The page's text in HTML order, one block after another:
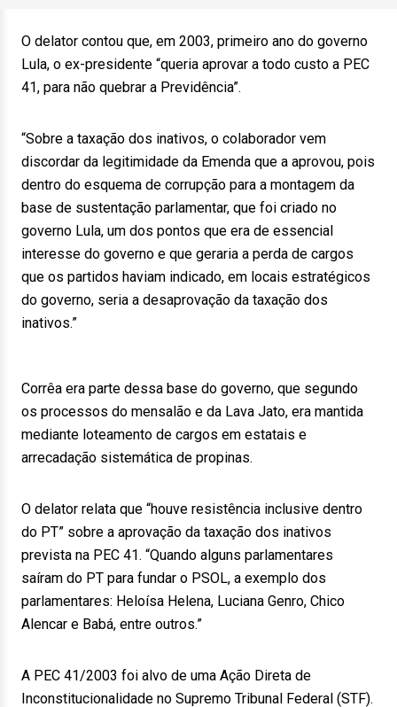
O delator contou que, em 2003, primeiro ano do governo
Lula, o ex-presidente “queria aprovar a todo custo a PEC
41, para não quebrar a Previdência”.
“Sobre a taxação dos inativos, o colaborador vem
discordar da legitimidade da Emenda que a aprovou, pois
dentro do esquema de corrupção para a montagem da
base de sustentação parlamentar, que foi criado no
governo Lula, um dos pontos que era de essencial
interesse do governo e que geraria a perda de cargos
que os partidos haviam indicado, em locais estratégicos
do governo, seria a desaprovação da taxação dos
inativos.”
Corrêa era parte dessa base do governo, que segundo
os processos do mensalão e da Lava Jato, era mantida
mediante loteamento de cargos em estatais e
arrecadação sistemática de propinas.
O delator relata que “houve resistência inclusive dentro
do PT” sobre a aprovação da taxação dos inativos
prevista na PEC 41. “Quando alguns parlamentares
saíram do PT para fundar o PSOL, a exemplo dos
parlamentares: Heloísa Helena, Luciana Genro, Chico
Alencar e Babá, entre outros.”
A PEC 41/2003 foi alvo de uma Ação Direta de
Inconstitucionalidade no Supremo Tribunal Federal (STF).